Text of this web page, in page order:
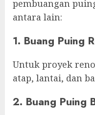
pembuangan
antara lain:
1. Buang Puing
Untuk proyek
atap, lantai, dan
2. Buang Puing